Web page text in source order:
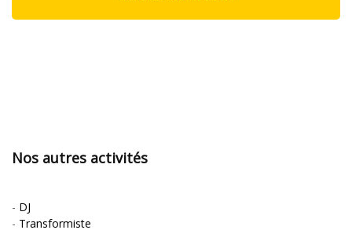
Nos autres activités
- DJ
- Transformiste